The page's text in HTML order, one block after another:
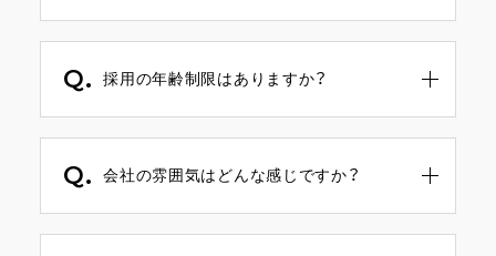
A.
ロン見学の受付を行っています。
数のサロンを見ていただくことも可能です。
あらかじめ予約が必要となりますのでまずは
お問い合わせください。
Q. 採用の年齢制限はありますか？
A.
Q. 会社の雰囲気はどんな感じですか？
A.